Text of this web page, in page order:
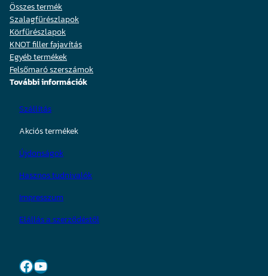
Összes termék
Szalagfűrészlapok
Körfűrészlapok
KNOT filler fajavítás
Egyéb termékek
Felsőmaró szerszámok
További információk
Szállítás
Akciós termékek
Újdonságok
Hasznos tudnivalók
Impresszum
Elállás a szerződéstől
Facebook YouTube